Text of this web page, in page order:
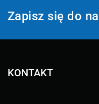
Zapisz się do
KONTAKT